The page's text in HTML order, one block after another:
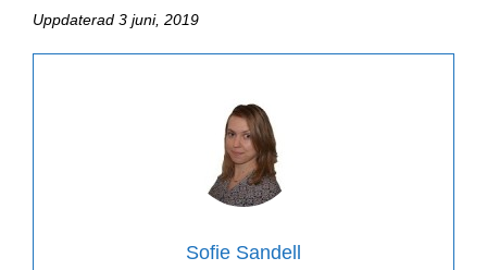
Uppdaterad 3 juni, 2019
Sofie Sandell